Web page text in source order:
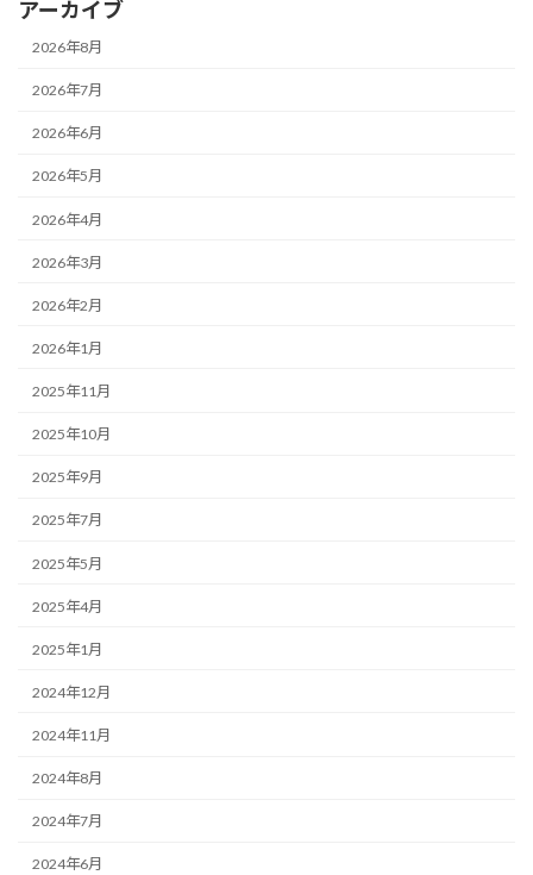
アーカイブ
2026年8月
2026年7月
2026年6月
2026年5月
2026年4月
2026年3月
2026年2月
2026年1月
2025年11月
2025年10月
2025年9月
2025年7月
2025年5月
2025年4月
2025年1月
2024年12月
2024年11月
2024年8月
2024年7月
2024年6月